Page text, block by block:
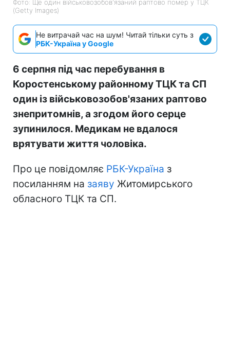
Фото: Ще один військовозобов'язаний раптово помер у ТЦК
(Getty Images)
Не витрачай час на шум! Читай тільки суть з
РБК-Україна у Google
6 серпня під час перебування в
Коростенському районному ТЦК та СП
один із військовозобов'язаних раптово
знепритомнів, а згодом його серце
зупинилося. Медикам не вдалося
врятувати життя чоловіка.
Про це повідомляє РБК-Україна з
посиланням на заяву Житомирського
обласного ТЦК та СП.